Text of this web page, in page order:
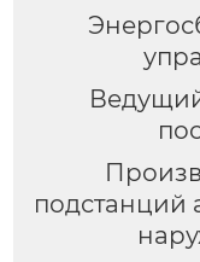
подстанций